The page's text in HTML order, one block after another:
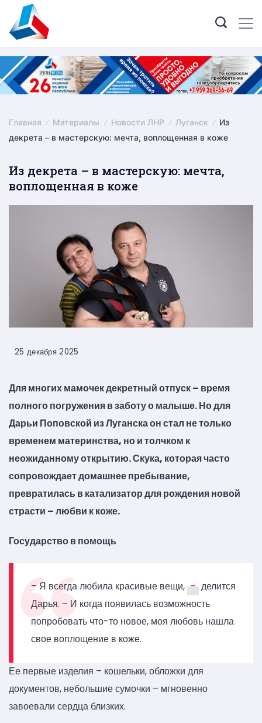
content
Главная Материалы Новости ЛНР Луганск
Из
декрета – в мастерскую: мечта, воплощенная в коже
Из декрета – в мастерскую: мечта,
воплощенная в коже
25 декабря 2025
Для многих мамочек декретный отпуск – время
полного погружения в заботу о малыше. Но для
Дарьи Поповской из Луганска он стал не только
временем материнства, но и толчком к
неожиданному открытию. Скука, которая часто
сопровождает домашнее пребывание,
превратилась в катализатор для рождения новой
страсти – любви к коже.
Государство в помощь
– Я всегда любила красивые вещи, – делится
Дарья. – И когда появилась возможность
попробовать что-то новое, моя любовь нашла
свое воплощение в коже.
Ее первые изделия – кошельки, обложки для
документов, небольшие сумочки – мгновенно
завоевали сердца близких.